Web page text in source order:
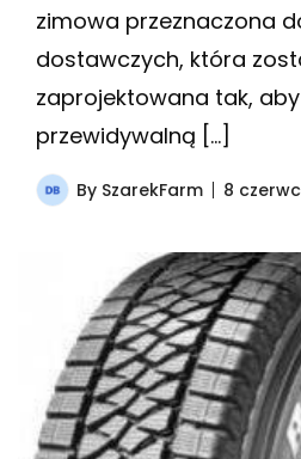
zimowa przeznaczona
dostawczych, która
zaprojektowana tak,
przewidywalną […]
By SzarekFarm 8